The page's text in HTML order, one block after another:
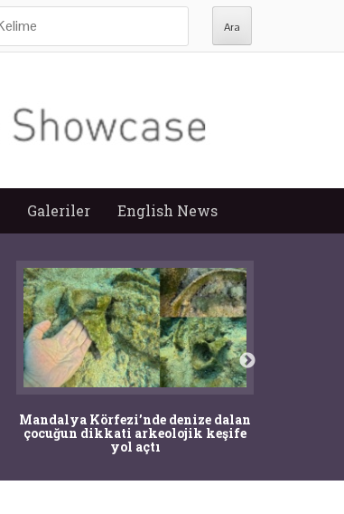
Galeriler English News
Mandalya Körfezi’nde denize dalan
çocuğun dikkati arkeolojik keşife
yol açtı